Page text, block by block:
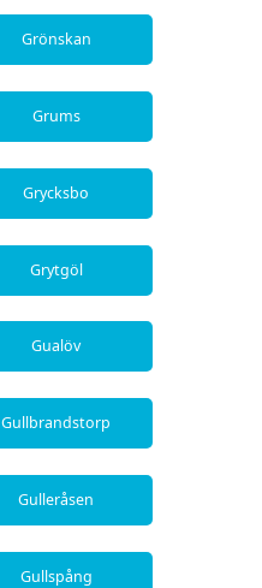
Grönskan
Grums
Grycksbo
Grytgöl
Gualöv
Gullbrandstorp
Gulleråsen
Gullspång